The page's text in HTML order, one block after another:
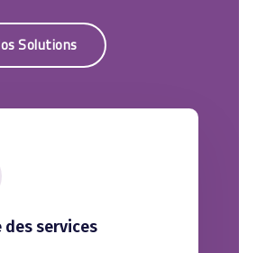
Solutions
des services